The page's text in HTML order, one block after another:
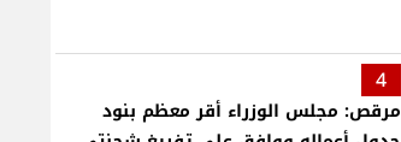
4
مرقص: مجلس الوزراء أقر معظم بنود